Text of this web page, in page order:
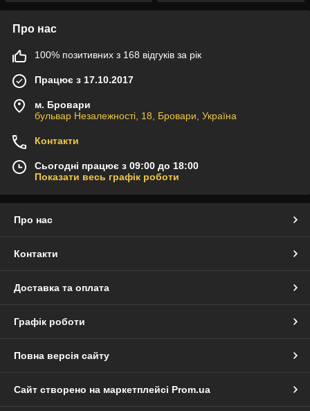
Про нас
100% позитивних з 168 відгуків за рік
Працює з 17.10.2017
м. Бровари
бульвар Незалежності, 18, Бровари, Україна
Контакти
Сьогодні працює з 09:00 до 18:00
Показати весь графік роботи
Про нас
Контакти
Доставка та оплата
Графік роботи
Повна версія сайту
Сайт створено на маркетплейсі Prom.ua